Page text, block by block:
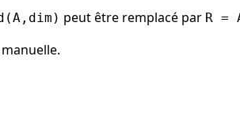
peut être remplacé par R =